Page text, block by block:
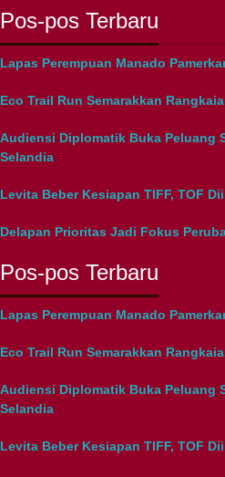
Pos-pos Terbaru
Lapas Perempuan Manado
Eco Trail Run Semarakkan
Audiensi Diplomatik Buka Peluang
Selandia
Levita Beber Kesiapan TIFF, TOF
Delapan Prioritas Jadi Fokus
Pos-pos Terbaru
Lapas Perempuan Manado
Eco Trail Run Semarakkan
Audiensi Diplomatik Buka Peluang
Selandia
Levita Beber Kesiapan TIFF, TOF